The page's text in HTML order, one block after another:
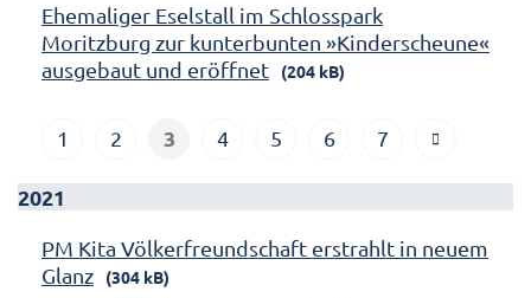
Ehemaliger Eselstall im Schlosspark
Moritzburg zur kunterbunten »Kinderscheune«
ausgebaut und eröffnet
(204 kB)
1 2 3 4 5 6 7
2021
PM Kita Völkerfreundschaft erstrahlt in neuem
Glanz
(304 kB)